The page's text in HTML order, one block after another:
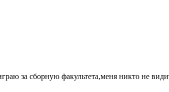
за сборную факультета,меня никто не